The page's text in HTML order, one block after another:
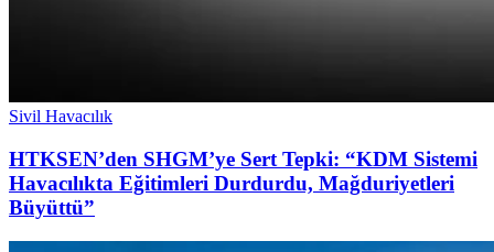
Sivil Havacılık
HTKSEN’den SHGM’ye Sert Tepki: “KDM Sistemi
Havacılıkta Eğitimleri Durdurdu, Mağduriyetleri
Büyüttü”